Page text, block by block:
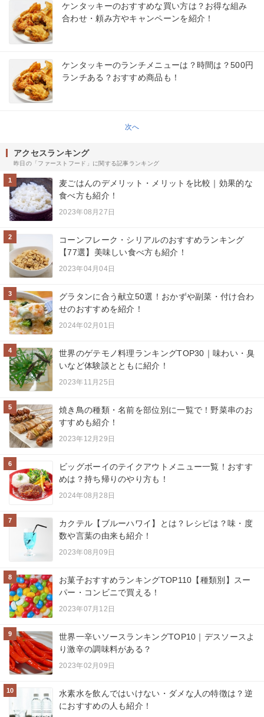
ケンタッキーのおすすめな買い方は？お得な組み
合わせ・頼み方やキャンペーンを紹介！
ケンタッキーのランチメニューは？時間は？500円
ランチある？おすすめ商品も！
次へ
アクセスランキング
昨日の「ファーストフード」に関する記事ランキング
1
麦ごはんのデメリット・メリットを比較｜効果的な
食べ方も紹介！
2023年08月27日
2
コーンフレーク・シリアルのおすすめランキング
【77選】美味しい食べ方も紹介！
2023年04月04日
3
グラタンに合う献立50選！おかずや副菜・付け合わ
せのおすすめを紹介！
2024年02月01日
4
世界のゲテモノ料理ランキングTOP30｜味わい・臭
いなど体験談とともに紹介！
2023年11月25日
5
焼き鳥の種類・名前を部位別に一覧で！野菜串のお
すすめも紹介！
2023年12月29日
6
ビッグボーイのテイクアウトメニュー一覧！おすす
めは？持ち帰りのやり方も！
2024年08月28日
7
カクテル【ブルーハワイ】とは？レシピは？味・度
数や言葉の由来も紹介！
2023年08月09日
8
お菓子おすすめランキングTOP110【種類別】スー
パー・コンビニで買える！
2023年07月12日
9
世界一辛いソースランキングTOP10｜デスソースよ
り激辛の調味料がある？
2023年02月09日
10
水素水を飲んではいけない・ダメな人の特徴は？逆
におすすめの人も紹介！